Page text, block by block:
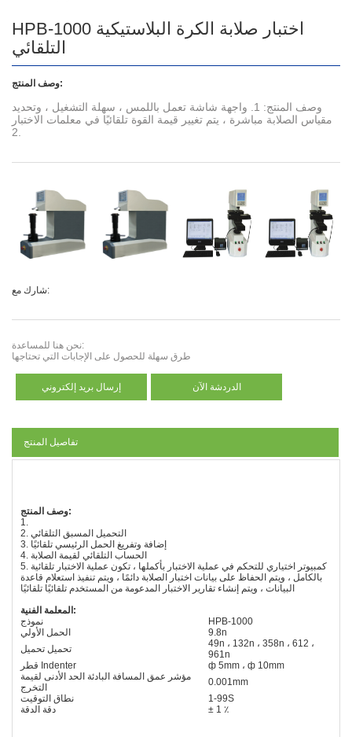
HPB-1000 اختبار صلابة الكرة البلاستيكية
التلقائي
وصف المنتج:
وصف المنتج: 1. واجهة شاشة تعمل باللمس ، سهلة التشغيل ، وتحديد
مقياس الصلابة مباشرة ، يتم تغيير قيمة القوة تلقائيًا في معلمات الاختبار
شارك مع:
نحن هنا للمساعدة:
طرق سهلة للحصول على الإجابات التي تحتاجها
إرسال بريد إلكتروني الدردشة الآن
تفاصيل المنتج
وصف المنتج:
1.
2. التحميل المسبق التلقائي
3. إضافة وتفريغ الحمل الرئيسي تلقائيًا
4. الحساب التلقائي لقيمة الصلابة
5. كمبيوتر اختياري للتحكم في عملية الاختبار بأكملها ، تكون عملية الاختبار تلقائية
بالكامل ، ويتم الحفاظ على بيانات اختبار الصلابة دائمًا ، ويتم تنفيذ استعلام قاعدة
البيانات ، ويتم إنشاء تقارير الاختبار المدعومة من المستخدم تلقائيًا تلقائيًا
المعلمة الفنية:
نموذج
HPB-1000
الحمل الأولي
9.8n
تحميل تحميل
49n ، 132n ، 358n ، 612 ،
961n
قطر Indenter
ф 5mm ، ф 10mm
مؤشر عمق المسافة البادئة الحد الأدنى لقيمة
التخرج
0.001mm
نطاق التوقيت
1-99S
دقة الدقة
± 1 ٪